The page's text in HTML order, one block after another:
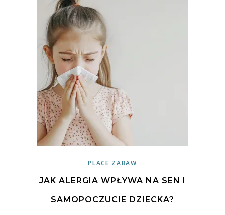
PLACE ZABAW
JAK ALERGIA WPŁYWA NA SEN I
SAMOPOCZUCIE DZIECKA?